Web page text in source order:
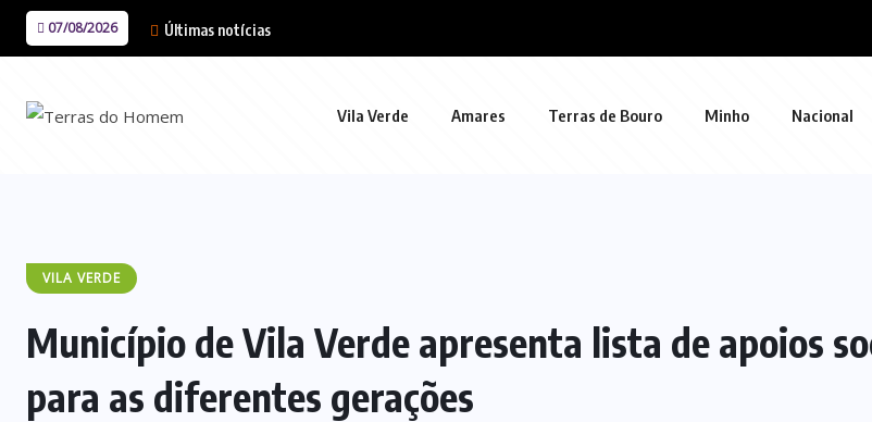
07/08/2026 Últimas notícias
Vila Verde Amares Terras de Bouro Minho Nacional
VILA VERDE
Município de Vila Verde apresenta lista de apoios
para as diferentes gerações